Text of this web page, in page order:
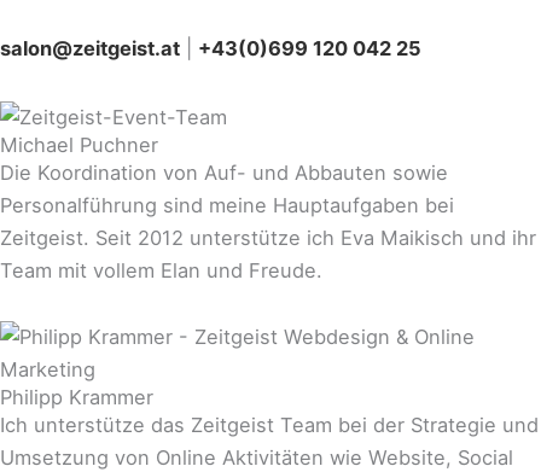
salon@zeitgeist.at +43(0)699 120 042 25
Michael Puchner
Die Koordination von Auf- und Abbauten sowie
Personalführung sind meine Hauptaufgaben bei
Zeitgeist. Seit 2012 unterstütze ich Eva Maikisch und ihr
Team mit vollem Elan und Freude.
Philipp Krammer
Ich unterstütze das Zeitgeist Team bei der Strategie und
Umsetzung von Online Aktivitäten wie Website, Social